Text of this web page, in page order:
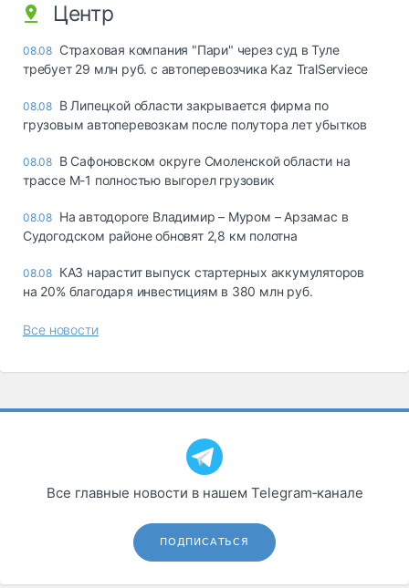
Центр
08.08 Страховая компания "Пари" через суд в Туле
требует 29 млн руб. с автоперевозчика Kaz TralServiece
08.08 В Липецкой области закрывается фирма по
грузовым автоперевозкам после полутора лет убытков
08.08 В Сафоновском округе Смоленской области на
трассе М-1 полностью выгорел грузовик
08.08 На автодороге Владимир – Муром – Арзамас в
Судогодском районе обновят 2,8 км полотна
08.08 КАЗ нарастит выпуск стартерных аккумуляторов
на 20% благодаря инвестициям в 380 млн руб.
Все новости
Все главные новости в нашем Telegram‑канале
ПОДПИСАТЬСЯ